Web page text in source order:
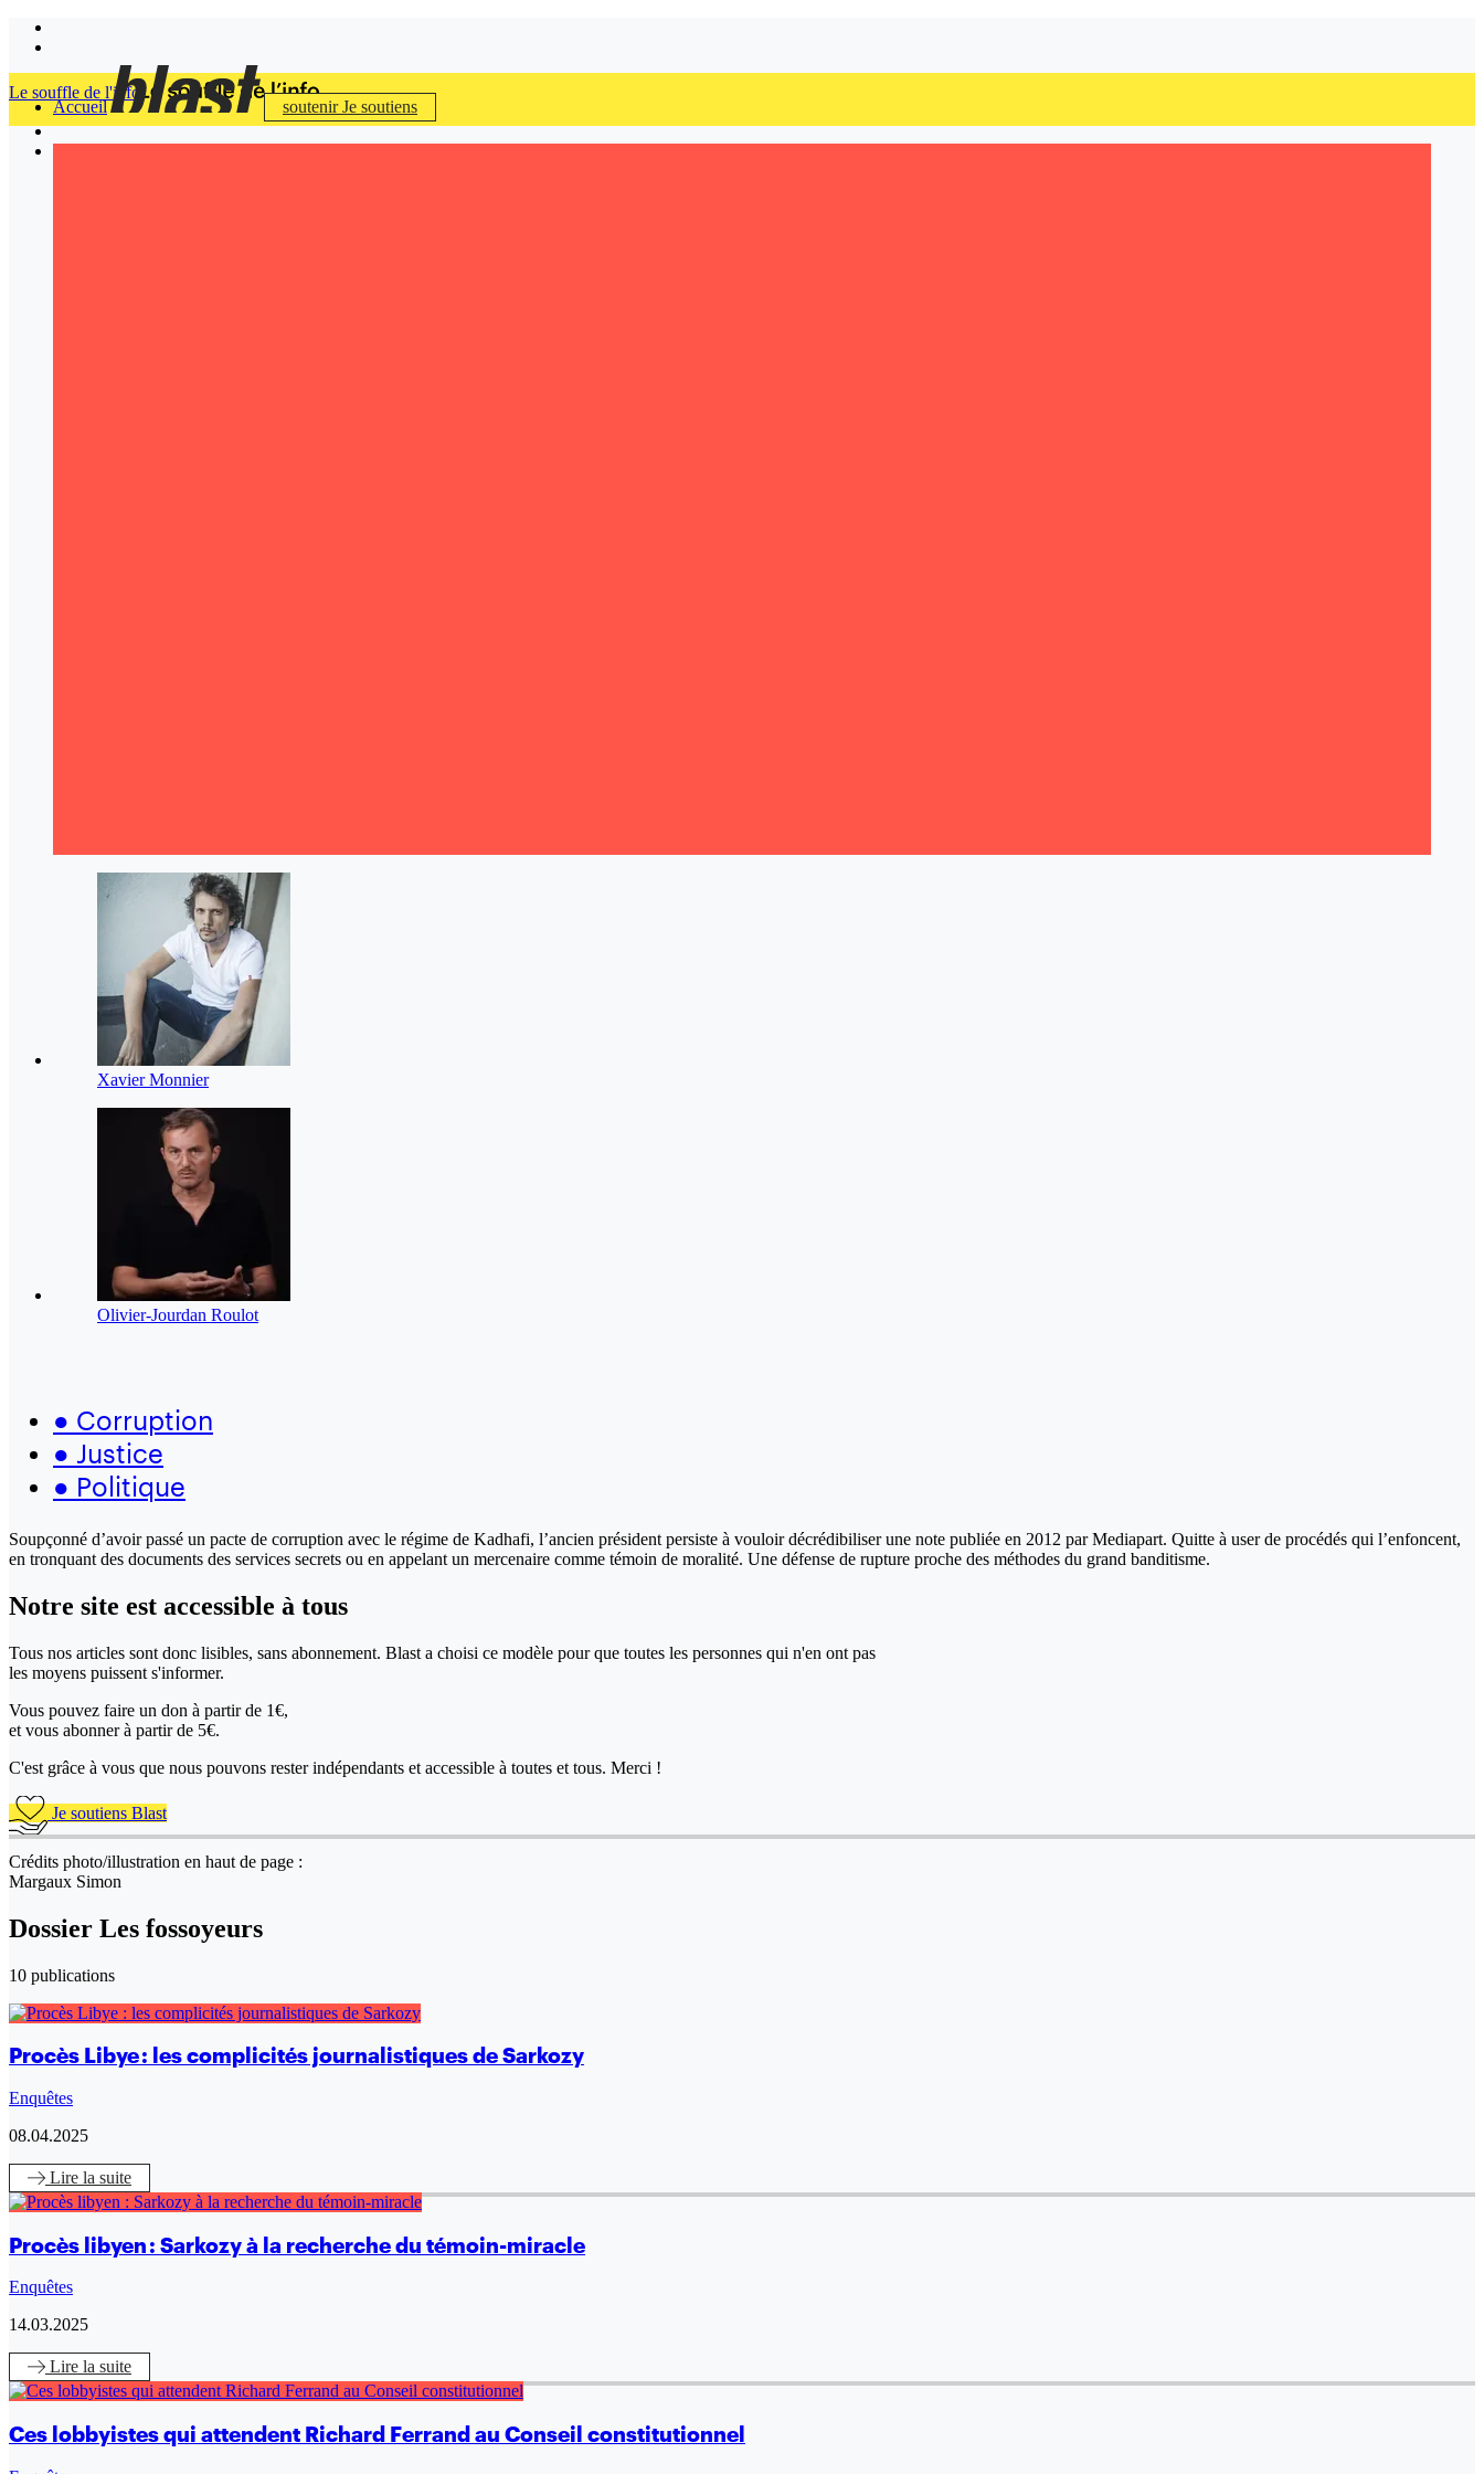
Accueil soutenirJe soutiens
Le souffle de l'info
Xavier Monnier
Olivier-Jourdan Roulot
● Corruption
● Justice
● Politique
Soupçonné d’avoir passé un pacte de corruption avec le régime de Kadhafi, l’ancien président persiste à vouloir décrédibiliser une note publiée en 2012 par Mediapart. Quitte à user de procédés qui l’enfoncent,
en tronquant des documents des services secrets ou en appelant un mercenaire comme témoin de moralité. Une défense de rupture proche des méthodes du grand banditisme.
Notre site est accessible à tous
Tous nos articles sont donc lisibles, sans abonnement. Blast a choisi ce modèle pour que toutes les personnes qui n'en ont pas
les moyens puissent s'informer.
Vous pouvez faire un don à partir de 1€,
et vous abonner à partir de 5€.
C'est grâce à vous que nous pouvons rester indépendants et accessible à toutes et tous. Merci !
Je soutiens Blast
Crédits photo/illustration en haut de page :
Margaux Simon
Dossier Les fossoyeurs
10 publications
Procès Libye : les complicités journalistiques de Sarkozy
Enquêtes
08.04.2025
Lire la suite
Procès libyen : Sarkozy à la recherche du témoin-miracle
Enquêtes
14.03.2025
Lire la suite
Ces lobbyistes qui attendent Richard Ferrand au Conseil constitutionnel